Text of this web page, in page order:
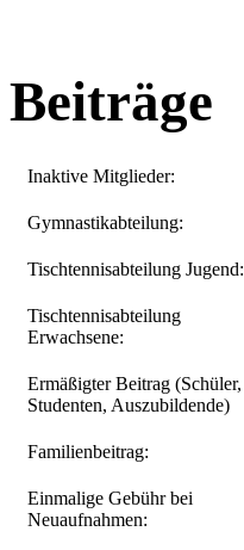
Beiträge
Inaktive Mitglieder:
Gymnastikabteilung:
Tischtennisabteilung Jugend:
Tischtennisabteilung
Erwachsene:
Ermäßigter Beitrag (Schüler,
Studenten, Auszubildende)
Familienbeitrag:
Einmalige Gebühr bei
Neuaufnahmen: